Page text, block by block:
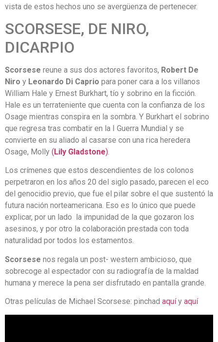
vista de estos hechos uno se avergüenza de pertenecer.
SCORSESE, DE NIRO,
DICARPIO
Scorsese reune a sus dos actores favoritos, Robert De
Niro y Leonardo Di Caprio para poner cara a los villanos
William Hale y Ernest Burkhart, tío y sobrino en la ficción.
Hale es un terrateniente que cuenta con la confianza de los
Osage mientras conspira en la sombra. Y Burkhart el sobrino
que regresa tras combatir en la I Guerra Mundial y se
convierte en su aliado al casarse con una rica heredera
Osage, Molly (Lily Gladstone).
Los crímenes que estos descendientes de los colonos
perpetraron en los años 20 del siglo pasado, parecen el eco
del genocidio previo, que fue el pilar sobre el que sustentó la
futura nación norteamericana. Eso es lo único que puede
explicar, por un lado la impunidad de la que gozaron los
asesinos, y por otro la colaboración prestada con toda
naturalidad por todos los estamentos.
Scorsese nos regala un post- western ambicioso, que
sobrecoge al espectador con su radiografía de la maldad
humana y merece la pena ser disfrutado en pantalla grande.
Otras películas de Michael Scorsese: pinchad aquíy aquí